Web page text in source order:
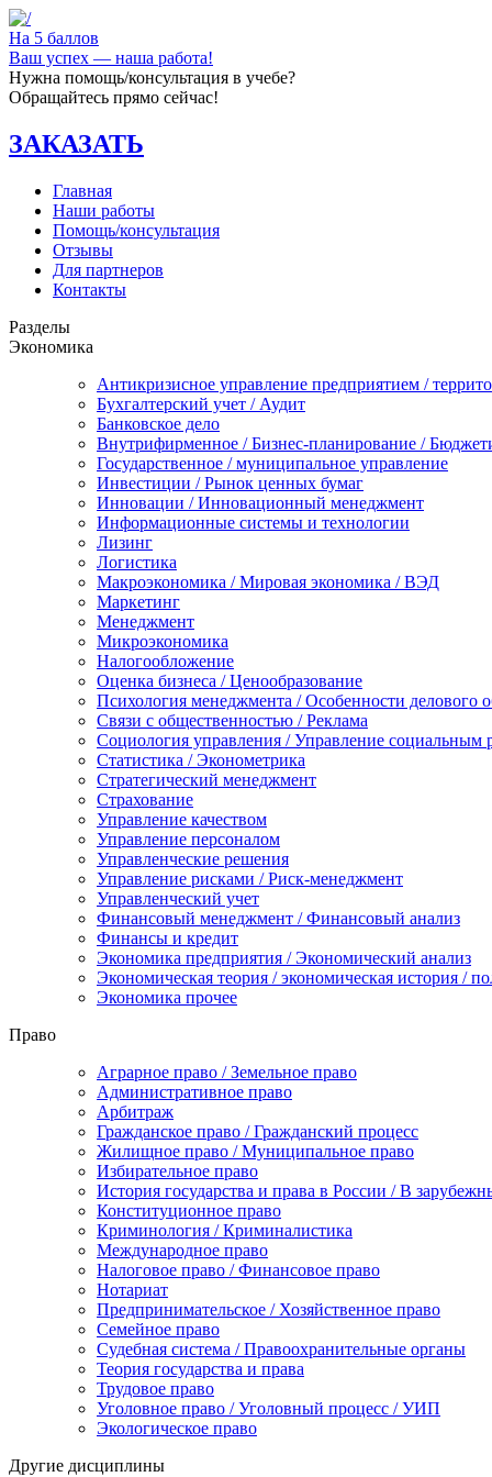
На 5 баллов
Ваш успех — наша работа!
Нужна помощь/консультация в учебе?
Обращайтесь прямо сейчас!
ЗАКАЗАТЬ
Главная
Наши работы
Помощь/консультация
Отзывы
Для партнеров
Контакты
Разделы
Экономика
Антикризисное управление предприятием /
Бухгалтерский учет / Аудит
Банковское дело
Внутрифирменное / Бизнес-планирование /
Государственное / муниципальное управление
Инвестиции / Рынок ценных бумаг
Инновации / Инновационный менеджмент
Информационные системы и технологии
Лизинг
Логистика
Макроэкономика / Мировая экономика / ВЭД
Маркетинг
Менеджмент
Микроэкономика
Налогообложение
Оценка бизнеса / Ценообразование
Психология менеджмента / Особенности делового
Связи с общественностью / Реклама
Социология управления / Управление социальным
Статистика / Эконометрика
Стратегический менеджмент
Страхование
Управление качеством
Управление персоналом
Управленческие решения
Управление рисками / Риск-менеджмент
Управленческий учет
Финансовый менеджмент / Финансовый анализ
Финансы и кредит
Экономика предприятия / Экономический анализ
Экономическая теория / экономическая история /
Экономика прочее
Право
Аграрное право / Земельное право
Административное право
Арбитраж
Гражданское право / Гражданский процесс
Жилищное право / Муниципальное право
Избирательное право
История государства и права в России / В
Конституционное право
Криминология / Криминалистика
Международное право
Налоговое право / Финансовое право
Нотариат
Предпринимательское / Хозяйственное право
Семейное право
Судебная система / Правоохранительные органы
Теория государства и права
Трудовое право
Уголовное право / Уголовный процесс / УИП
Экологическое право
Другие дисциплины